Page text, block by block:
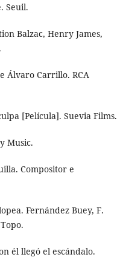
Seuil.
Balzac, Henry James,
Álvaro Carrillo. RCA
[Película]. Suevia Films.
Music.
Compositor e
Fernández Buey, F.
él llegó el escándalo.